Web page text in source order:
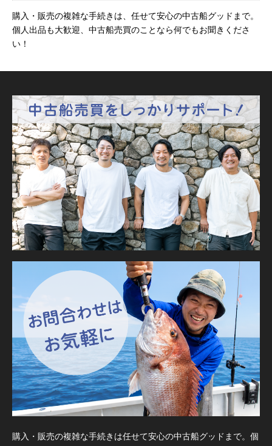
購入・販売の複雑な手続きは、任せて安心の中古船グッドまで。
個人出品も大歓迎、中古船売買のことなら何でもお聞きくださ
い！
購入・販売の複雑な手続きは任せて安心の中古船グッドまで。個